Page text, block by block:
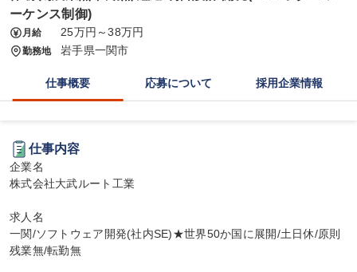
ーケンス制御)
月給 25万円～38万円
勤務地 岩手県一関市
仕事概要 応募について 採用企業情報
仕事内容
企業名
株式会社大武ルート工業
求人名
一関/ソフトウェア開発(社内SE)★世界50か国に展開/土日休/原則
残業無/転勤無